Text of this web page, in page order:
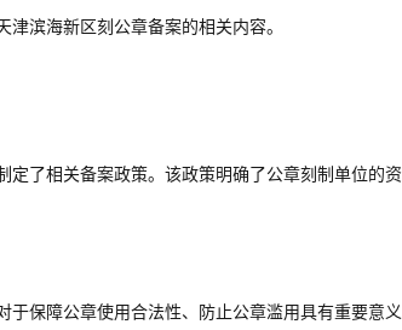
滨海新区刻公章备案的相关内容。
了相关备案政策。该政策明确了公章刻制单位的
保障公章使用合法性、防止公章滥用具有重要意